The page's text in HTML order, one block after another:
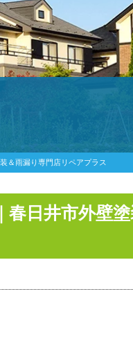
＆雨漏り専門店リペアプラス
日井市外壁